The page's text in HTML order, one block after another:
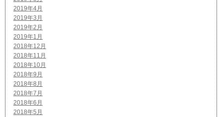
2019年4月
2019年3月
2019年2月
2019年1月
2018年12月
2018年11月
2018年10月
2018年9月
2018年8月
2018年7月
2018年6月
2018年5月